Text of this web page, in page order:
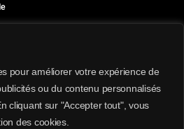
pour améliorer votre expérience de
ou du contenu personnalisés
cliquant sur "Accepter tout", vous
des cookies.
28 juillet